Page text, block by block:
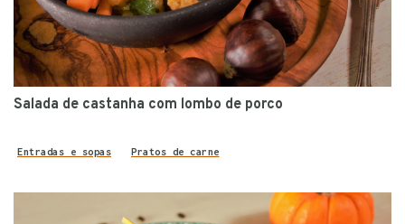
Salada de castanha com lombo de porco
Entradas e sopas Pratos de carne